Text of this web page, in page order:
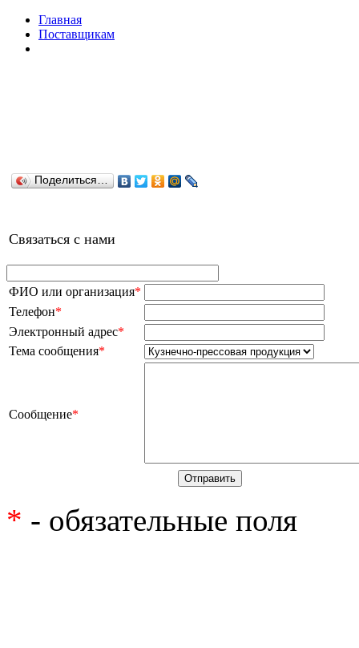
Главная
Поставщикам
Поделиться…
Связаться с нами
ФИО или организация*
Телефон*
Электронный адрес*
Тема сообщения*
Сообщение*
* - обязательные поля